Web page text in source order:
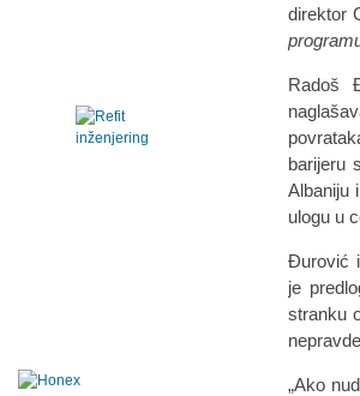
direktor
Radoš
barijeru
Albaniju
ulogu u
Đurović
je
stranku
„Ako